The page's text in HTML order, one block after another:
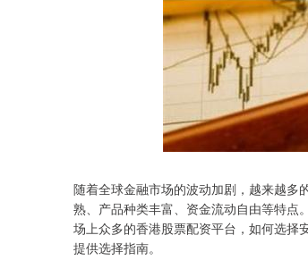
随着全球金融市场的波动加剧，越来越多
熟、产品种类丰富、资金流动自由等特点
场上众多的香港股票配资平台，如何选择
提供选择指南。